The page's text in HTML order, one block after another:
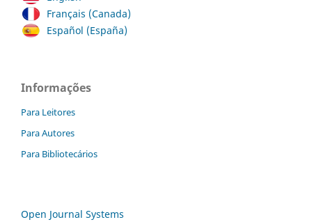
Français (Canada)
Español (España)
Informações
Para Leitores
Para Autores
Para Bibliotecários
Open Journal Systems